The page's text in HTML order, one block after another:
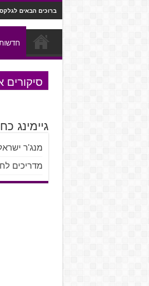
ברוכים הבאים לגלקסיית
סיקורים
גיימינג
מנג'ר
מדריכים